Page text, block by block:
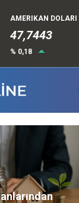
AMERIKAN DOLARI
47,7443
% 0,18